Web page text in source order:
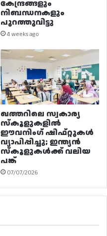
കേന്ദ്രങ്ങളും
നിബന്ധനകളും
പുറത്തുവിട്ടു
4 weeks ago
ഖത്തറിലെ സ്വകാര്യ
സ്കൂളുകളിൽ
ഈവനിംഗ് ഷിഫ്റ്റുകൾ
വ്യാപിപ്പിച്ചു; ഇന്ത്യൻ
സ്കൂളുകൾക്ക് വലിയ
പങ്ക്
07/07/2026